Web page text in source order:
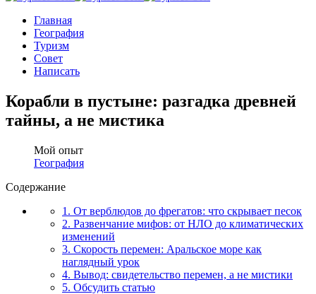
Главная
География
Туризм
Совет
Написать
Корабли в пустыне: разгадка древней
тайны, а не мистика
Мой опыт
География
Содержание
1. От верблюдов до фрегатов: что скрывает песок
2. Развенчание мифов: от НЛО до климатических
изменений
3. Скорость перемен: Аральское море как
наглядный урок
4. Вывод: свидетельство перемен, а не мистики
5. Обсудить статью